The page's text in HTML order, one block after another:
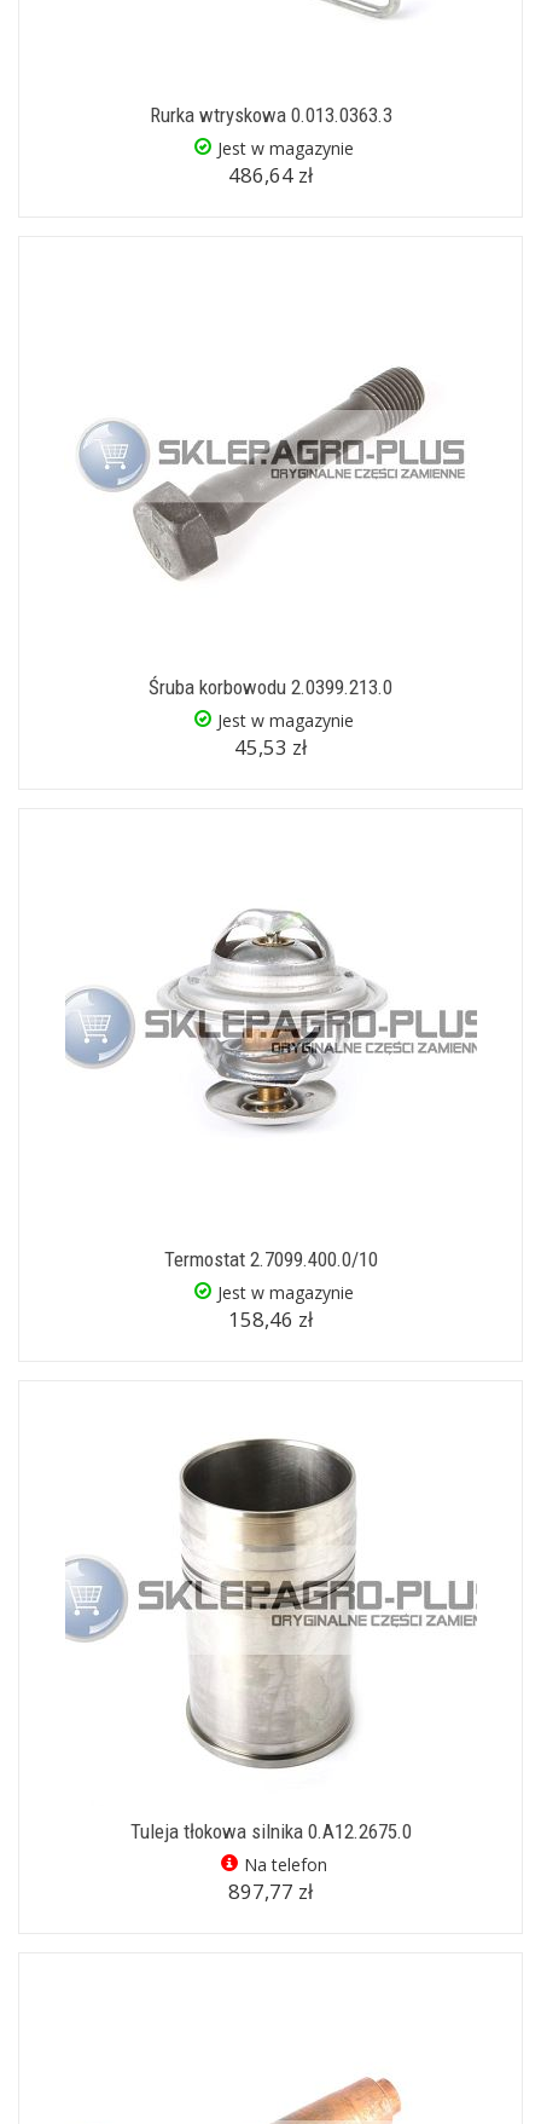
Rurka wtryskowa 0.013.0363.3
Jest w magazynie
486,64 zł
Śruba korbowodu 2.0399.213.0
Jest w magazynie
45,53 zł
Termostat 2.7099.400.0/10
Jest w magazynie
158,46 zł
Tuleja tłokowa silnika 0.A12.2675.0
Na telefon
897,77 zł